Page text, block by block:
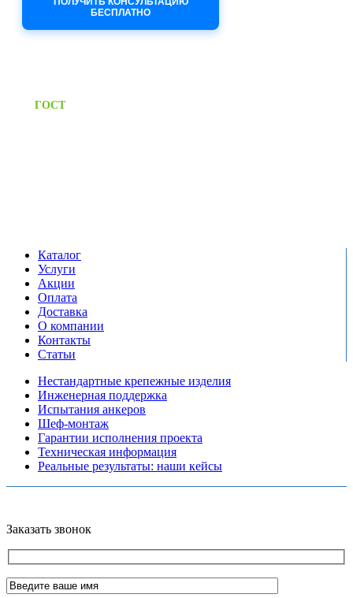
БЕСПЛАТНО
ГОСТПредоставляем паспорт
Каталог
Услуги
Акции
Оплата
Доставка
О компании
Контакты
Статьи
Нестандартные крепежные изделия
Инженерная поддержка
Испытания анкеров
Шеф-монтаж
Гарантии исполнения проекта
Техническая информация
Реальные результаты: наши кейсы
Заказать звонок